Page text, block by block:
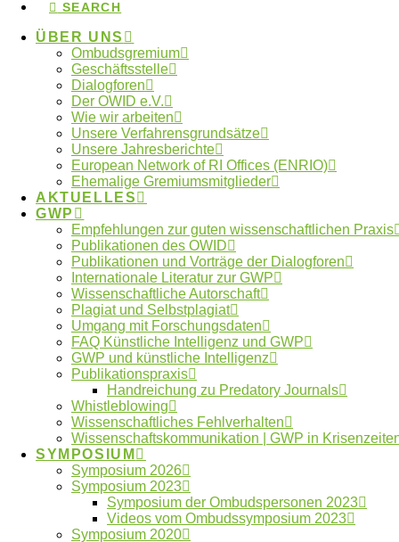
SEARCH
ÜBER UNS
Ombudsgremium
Geschäftsstelle
Dialogforen
Der OWID e.V.
Wie wir arbeiten
Unsere Verfahrensgrundsätze
Unsere Jahresberichte
European Network of RI Offices (ENRIO)
Ehemalige Gremiumsmitglieder
AKTUELLES
GWP
Empfehlungen zur guten wissenschaftlichen Praxis
Publikationen des OWID
Publikationen und Vorträge der Dialogforen
Internationale Literatur zur GWP
Wissenschaftliche Autorschaft
Plagiat und Selbstplagiat
Umgang mit Forschungsdaten
FAQ Künstliche Intelligenz und GWP
GWP und künstliche Intelligenz
Publikationspraxis
Handreichung zu Predatory Journals
Whistleblowing
Wissenschaftliches Fehlverhalten
Wissenschaftskommunikation | GWP in
SYMPOSIUM
Symposium 2026
Symposium 2023
Symposium der Ombudspersonen 2023
Videos vom Ombudssymposium 2023
Symposium 2020
Leibniz-Gemeinschaft (ARL)
Akademie für
Raumentwicklung in der
Leibniz-Gemeinschaft (ARL)
Albert-Ludwigs-Universität
Freiburg
Albert-Ludwigs-Universität
Freiburg
Freiburg
Albert-Ludwigs-Universität
Freiburg
Freiburg
Alfred-Wegener-Institut für
Polar- und Meeresforschung
in der Helmholtz
Gemeinschaft
Alfred-Wegener-Institut für
Polar- und Meeresforschung
in der Helmholtz
Gemeinschaft
Bremerhaven
Alice-Salomon-Hochschule
Berlin
Berlin
Alice-Salomon-Hochschule
Berlin
Augenklinik, Klinikum
Sulzbach-Saar
Augenklinik, Klinikum
Sulzbach-Saar
Sulzbach/ Saar
Augenklinik, Klinikum
Sulzbach-Saar
Augustana-Hochschule
Neuendettelsau
Neuendettelsau